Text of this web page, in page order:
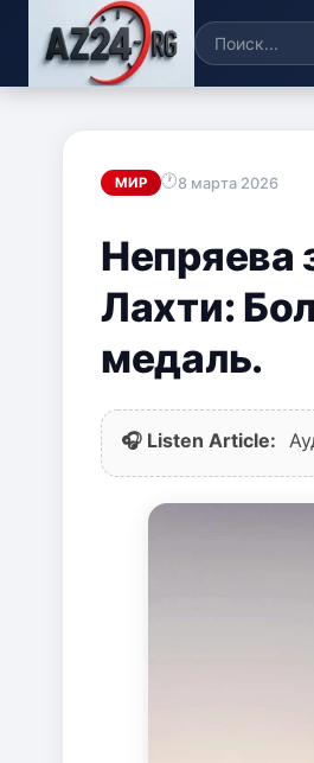
МИР 8 марта 2026
Непряева
Лахти:
медаль.
🎧 Listen Article: